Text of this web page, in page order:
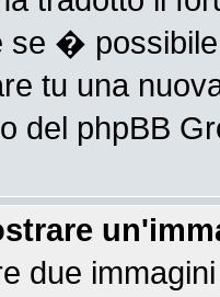
se �
tu una
del phpBB
due